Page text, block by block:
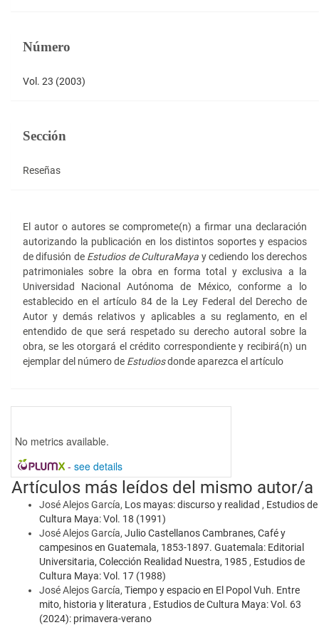
Número
Vol. 23 (2003)
Sección
Reseñas
El autor o autores se compromete(n) a firmar una declaración
autorizando la publicación en los distintos soportes y espacios
de difusión de Estudios de CulturaMaya y cediendo los derechos
patrimoniales sobre la obra en forma total y exclusiva a la
Universidad Nacional Autónoma de México, conforme a lo
establecido en el artículo 84 de la Ley Federal del Derecho de
Autor y demás relativos y aplicables a su reglamento, en el
entendido de que será respetado su derecho autoral sobre la
obra, se les otorgará el crédito correspondiente y recibirá(n) un
ejemplar del número de Estudiosdonde aparezca el artículo
No metrics available.
- see details
Artículos más leídos del mismo autor/a
José Alejos García, Los mayas: discurso y realidad , Estudios de
Cultura Maya: Vol. 18 (1991)
José Alejos García, Julio Castellanos Cambranes, Café y
campesinos en Guatemala, 1853-1897. Guatemala: Editorial
Universitaria, Colección Realidad Nuestra, 1985 , Estudios de
Cultura Maya: Vol. 17 (1988)
José Alejos García, Tiempo y espacio en El Popol Vuh. Entre
mito, historia y literatura , Estudios de Cultura Maya: Vol. 63
(2024): primavera-verano